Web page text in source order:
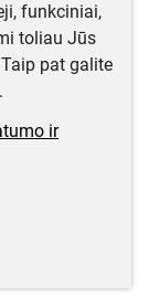
funkciniai,
toliau Jūs
pat galite
ir